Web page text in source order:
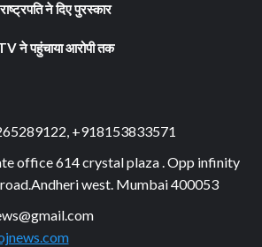
ने दिए पुरस्कार
ने पहुंचाया आरोपी तक
+918153833571
office 614 crystal plaza . Opp infinity
west. Mumbai 400053